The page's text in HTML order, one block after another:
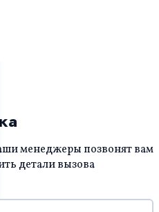
менеджеры позвонят вам
детали вызова